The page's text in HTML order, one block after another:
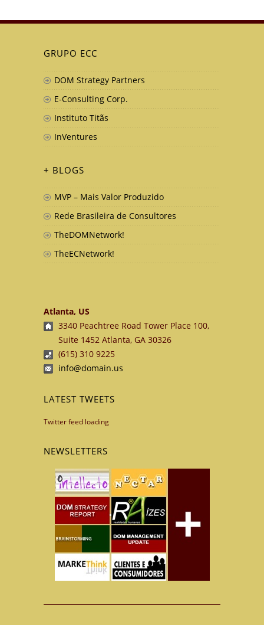
GRUPO ECC
DOM Strategy Partners
E-Consulting Corp.
Instituto Titãs
InVentures
+ BLOGS
MVP – Mais Valor Produzido
Rede Brasileira de Consultores
TheDOMNetwork!
TheECNetwork!
Atlanta, US
3340 Peachtree Road Tower Place 100,
Suite 1452 Atlanta, GA 30326
(615) 310 9225
info@domain.us
LATEST TWEETS
Twitter feed loading
NEWSLETTERS